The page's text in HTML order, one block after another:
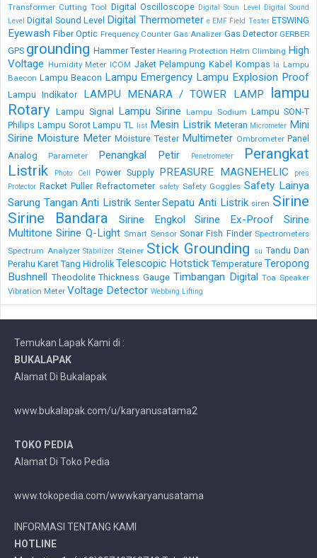
Transformer Cutting Tool Digital Oscilloscope Digital Soun Level Digital Sound
Level Digital Sound Level Digital Thermometer e EMF Field Tester ETSWING
Eyewash Fiber Optic Frequency Counter Gas Analizer Gas Detector GERBER
GPS grounding Hammer Tester Hearing Protection Helm Climbing High
Voltage Humidity Meter ICOM Jaket Pelampung Kabel Kompas la Lampu
Baecon Lampu Beacon Lampu Emergency Lampu Explosion Proof
Lampu Indikator LAMPU MENARA / TOWER LAMP
lampu
Rotary Lampu Signal Lampu Sirine Lampu Sodium Lampu SON-T
Philips Lampu Sorot Lampu TL list Mesin Listrik Meteran Micrometer Mini
Sirine Moisture Meter Moisture Tester Multimeter Ombrometer Panel
Analog
Parameter Penangkal Petir Penetrometer
Perangkat
Listrik
Photo Cell Power Supply PREASURE MAGNEHELIC
pres
Protector Racket Puller Refractometer safety Safety Goggles Safety Lainya
Sarung Tangan Anti Listrik Senter Sepatu Anti Listrik siren Sirine
Sirine Bandara
Sirine Engkol Sirine Ex-Proof
Sirine
Multitone Sirine Q-Light Smart Sensor Sonar Fish Finder Spectrometers
Spectrum Analyzer Stabilizer Steiner Stick Grounding su Tandu Dan
Perahu Karet Tang Hidrolik Telescopic Hotstick Temperature Teropong
Bushnell Theodolite Thickness Gauge Timbangan Digital Toa Speaker
Vibration Meter Voltage Detector Webbing Lifting
Temukan Lapak Kami di :
BUKALAPAK
Alamat Di Bukalapak
www.bukalapak.com/u/karyanusatama2
TOKO PEDIA
Alamat Di Toko Pedia
www.tokopedia.com/wwwkaryanusatama
INFORMASI TENTANG KAMI
HOTLINE